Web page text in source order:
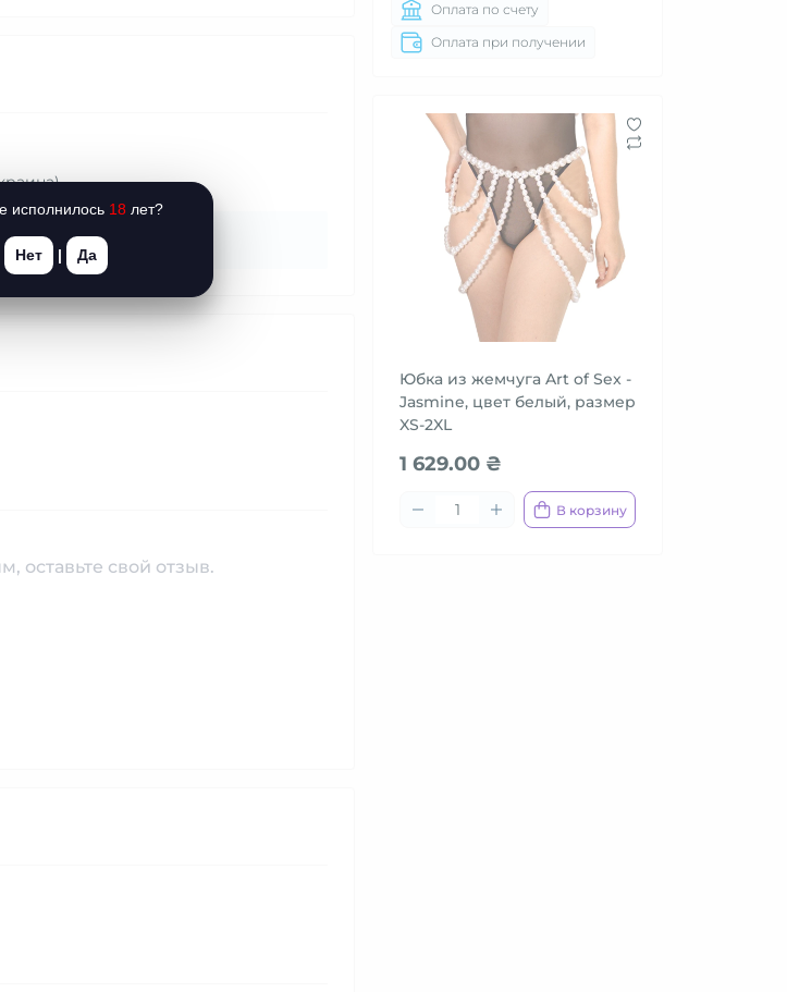
Оплата по счету
Оплата при получении
Юбка из жемчуга Art of Sex -
Jasmine, цвет белый, размер
XS-2XL
1 629.00 ₴
В корзину
оставьте свой отзыв.
исполнилось 18 лет?
Нет | Да